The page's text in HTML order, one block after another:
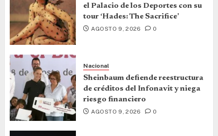
el Palacio de los Deportes con su
tour ‘Hades: The Sacrifice’
AGOSTO 9, 2026 0
Nacional
Sheinbaum defiende reestructura
de créditos del Infonavit y niega
riesgo financiero
AGOSTO 9, 2026 0